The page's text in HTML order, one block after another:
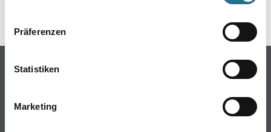
Präferenzen
Statistiken
Marketing
Online-Shop
WDV-Systeme